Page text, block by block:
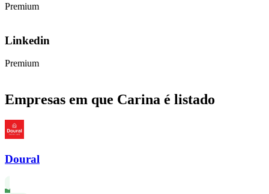
Premium
Linkedin
Premium
Empresas em que Carina é listado
Doural